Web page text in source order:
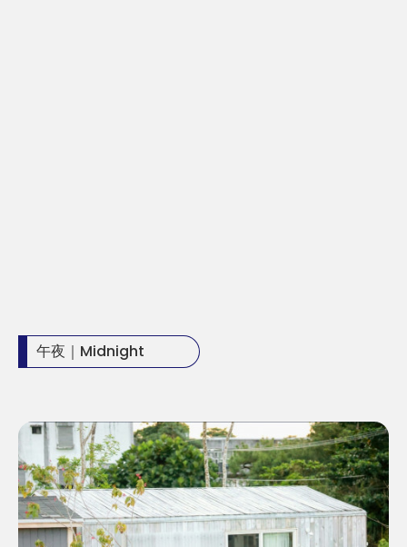
午夜｜Midnight